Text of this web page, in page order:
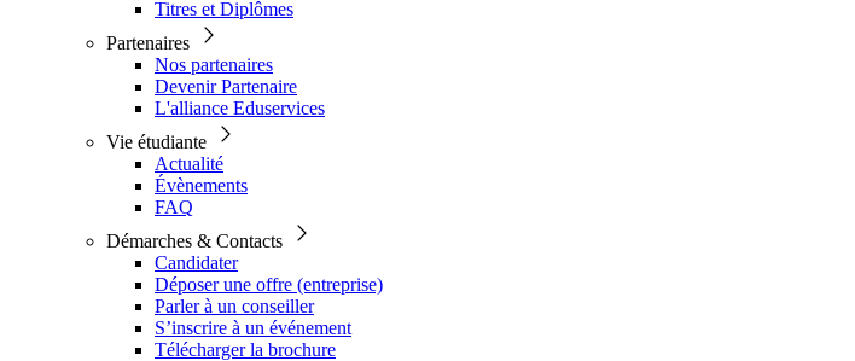
Titres et Diplômes
Partenaires
Nos partenaires
Devenir Partenaire
L'alliance Eduservices
Vie étudiante
Actualité
Évènements
FAQ
Démarches & Contacts
Candidater
Déposer une offre (entreprise)
Parler à un conseiller
S’inscrire à un événement
Télécharger la brochure